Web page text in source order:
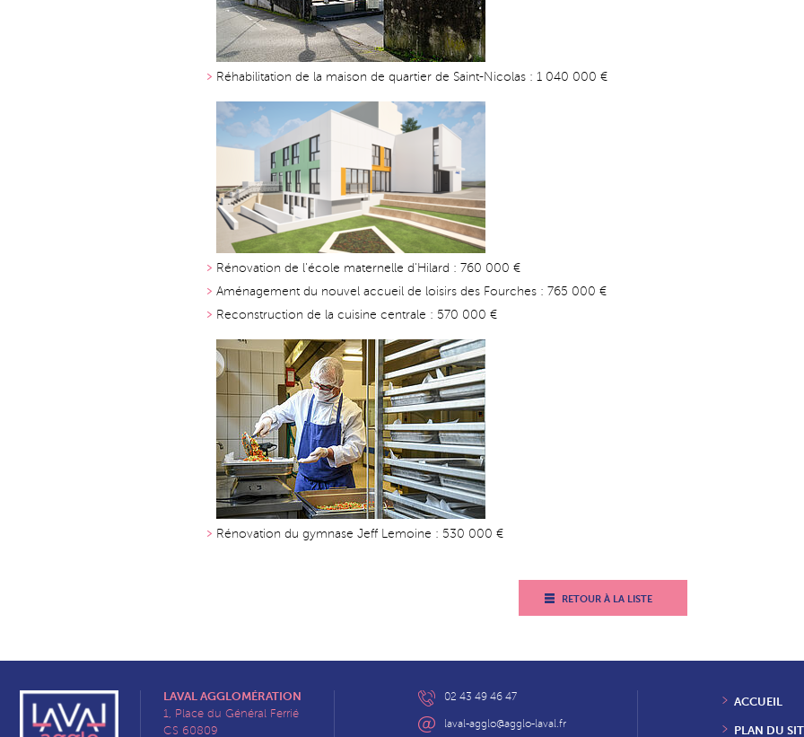
Réhabilitation de la maison de quartier de Saint-Nicolas : 1 040 000 €
Rénovation de l'école maternelle d'Hilard : 760 000 €
Aménagement du nouvel accueil de loisirs des Fourches : 765 000 €
Reconstruction de la cuisine centrale : 570 000 €
Rénovation du gymnase Jeff Lemoine : 530 000 €
RETOUR À LA LISTE
LAVAL AGGLOMÉRATION
1, Place du Général Ferrié
CS 60809
02 43 49 46 47
laval-agglo@agglo-laval.fr
ACCUEIL
PLAN DU